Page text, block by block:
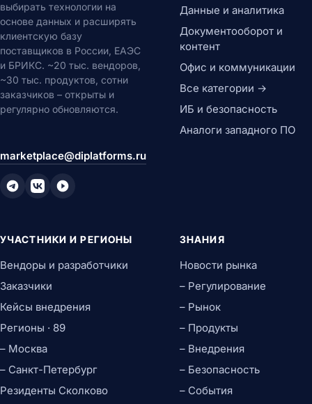
выбирать технологии на
основе данных и расширять
клиентскую базу
поставщиков в России, ЕАЭС
и БРИКС. ~20 тыс. вендоров,
~30 тыс. продуктов, сотни
заказчиков – открыты и
регулярно обновляются.
marketplace@diplatforms.ru
Данные и аналитика
Документооборот и
контент
Офис и коммуникации
Все категории →
ИБ и безопасность
Аналоги западного ПО
УЧАСТНИКИ И РЕГИОНЫ
Вендоры и разработчики
Заказчики
Кейсы внедрения
Регионы · 89
– Москва
– Санкт-Петербург
Резиденты Сколково
ЗНАНИЯ
Новости рынка
– Регулирование
– Рынок
– Продукты
– Внедрения
– Безопасность
– События